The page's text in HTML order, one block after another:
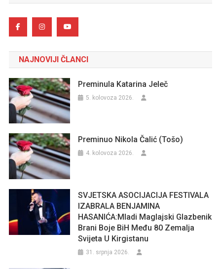
NAJNOVIJI ČLANCI
Preminula Katarina Jeleč
5. kolovoza 2026.
Preminuo Nikola Čalić (Tošo)
4. kolovoza 2026.
SVJETSKA ASOCIJACIJA FESTIVALA
IZABRALA BENJAMINA
HASANIĆA:Mladi Maglajski Glazbenik
Brani Boje BiH Među 80 Zemalja
Svijeta U Kirgistanu
31. srpnja 2026.